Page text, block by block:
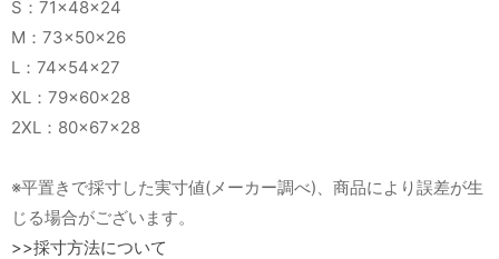
S：71×48×24
M：73×50×26
L：74×54×27
XL：79×60×28
2XL：80×67×28
※平置きで採寸した実寸値(メーカー調べ)、商品により誤差が生
じる場合がございます。
>>採寸方法について